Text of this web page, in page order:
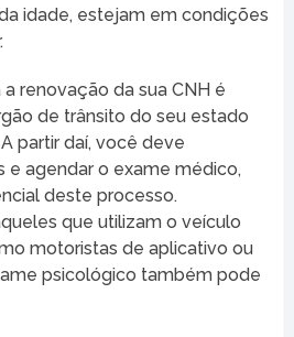
idade, estejam em condições
renovação da sua CNH é
de trânsito do seu estado
partir daí, você deve
e agendar o exame médico,
deste processo.
que utilizam o veículo
motoristas de aplicativo ou
psicológico também pode